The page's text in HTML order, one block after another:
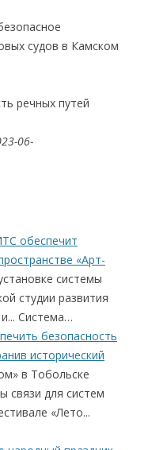
судов в Камском
речных путей
06-
обеспечит
«Арт-
системы
студии развития
Система…
безопасность
исторический
в Тобольске
связи для систем
«Лето...